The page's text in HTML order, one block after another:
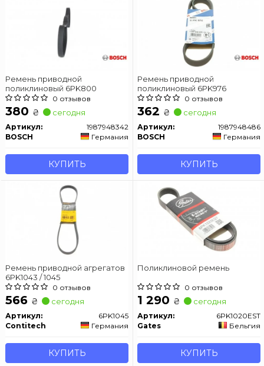
Ремень приводной
поликлиновый 6PK800
0 отзывов
380 ₴ сегодня
Артикул:
1987948342
BOSCH
Германия
КУПИТЬ
Ремень приводной
поликлиновый 6PK976
0 отзывов
362 ₴ сегодня
Артикул:
1987948486
BOSCH
Германия
КУПИТЬ
Ремень приводной агрегатов
6PK1043 / 1045
0 отзывов
566 ₴ сегодня
Артикул:
6PK1045
Contitech
Германия
КУПИТЬ
Поликлиновой ремень
0 отзывов
1 290 ₴ сегодня
Артикул:
6PK1020EST
Gates
Бельгия
КУПИТЬ